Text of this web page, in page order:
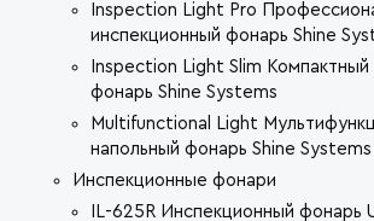
Inspection Light Pro
инспекционный фонарь Shine
Inspection Light Slim Компактный
фонарь Shine Systems
Multifunctional Light
напольный фонарь Shine Systems
Инспекционные фонари
IL-625R Инспекционный фонарь